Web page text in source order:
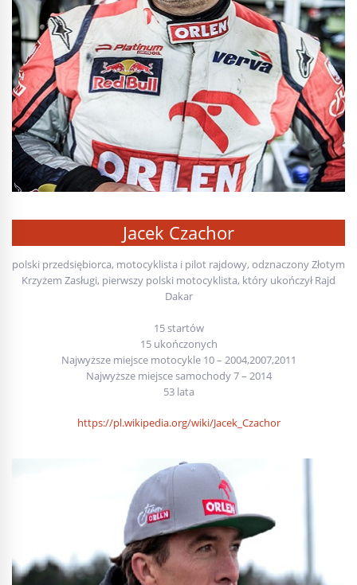
Jacek Czachor
polski przedsiębiorca, motocyklista i pilot rajdowy, odznaczony Złotym
Krzyżem Zasługi, pierwszy polski motocyklista, który ukończył Rajd
Dakar
15 startów
15 ukończonych
Najwyższe miejsce motocykle 10 – 2004,2007,2011
Najwyższe miejsce samochody 7 – 2014
53 lata
https://pl.wikipedia.org/wiki/Jacek_Czachor